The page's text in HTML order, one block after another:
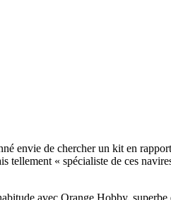
envie de chercher un kit en
tellement « spécialiste de ces
avec Orange Hobby, superbe